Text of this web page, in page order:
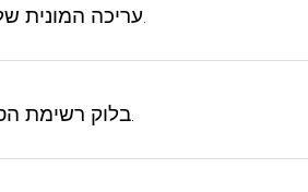
עריכה המונית של וידאו הורחבה כדי לספק יכולת לאפס דגל וידאו עבור הסרטונים שנבחרו.
בלוק רשימת הסרטונים הותאם כדי לספק מידע על פורמטי וידאו עבור כל סרטון ברשימה.